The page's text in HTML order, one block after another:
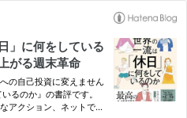
」に何をしている
がる週末革命
の自己投資に変えません
るのか』の書評です。
アクション、ネットでの